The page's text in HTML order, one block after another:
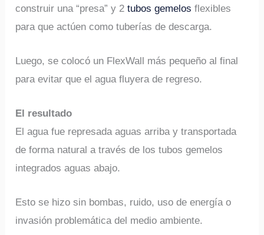
construir una “presa” y 2tubos gemelos flexibles
para que actúen como tuberías de descarga.
Luego, se colocó un FlexWall más pequeño al final
para evitar que el agua fluyera de regreso.
El resultado
El agua fue represada aguas arriba y transportada
de forma natural a través de los tubos gemelos
integrados aguas abajo.
Esto se hizo sin bombas, ruido, uso de energía o
invasión problemática del medio ambiente.